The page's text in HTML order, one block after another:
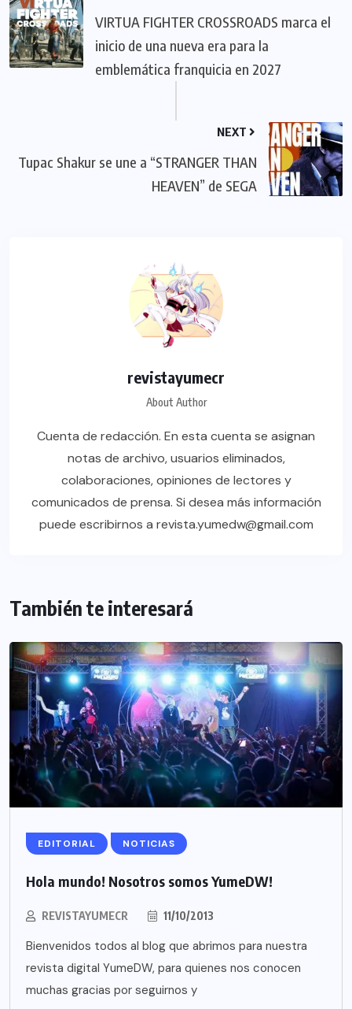
VIRTUA FIGHTER CROSSROADS marca el
inicio de una nueva era para la
emblemática franquicia en 2027
NEXT
Tupac Shakur se une a “STRANGER THAN
HEAVEN” de SEGA
revistayumecr
About Author
Cuenta de redacción. En esta cuenta se asignan
notas de archivo, usuarios eliminados,
colaboraciones, opiniones de lectores y
comunicados de prensa. Si desea más información
puede escribirnos a revista.yumedw@gmail.com
También te interesará
EDITORIAL NOTICIAS
Hola mundo! Nosotros somos YumeDW!
REVISTAYUMECR 11/10/2013
Bienvenidos todos al blog que abrimos para nuestra
revista digital YumeDW, para quienes nos conocen
muchas gracias por seguirnos y